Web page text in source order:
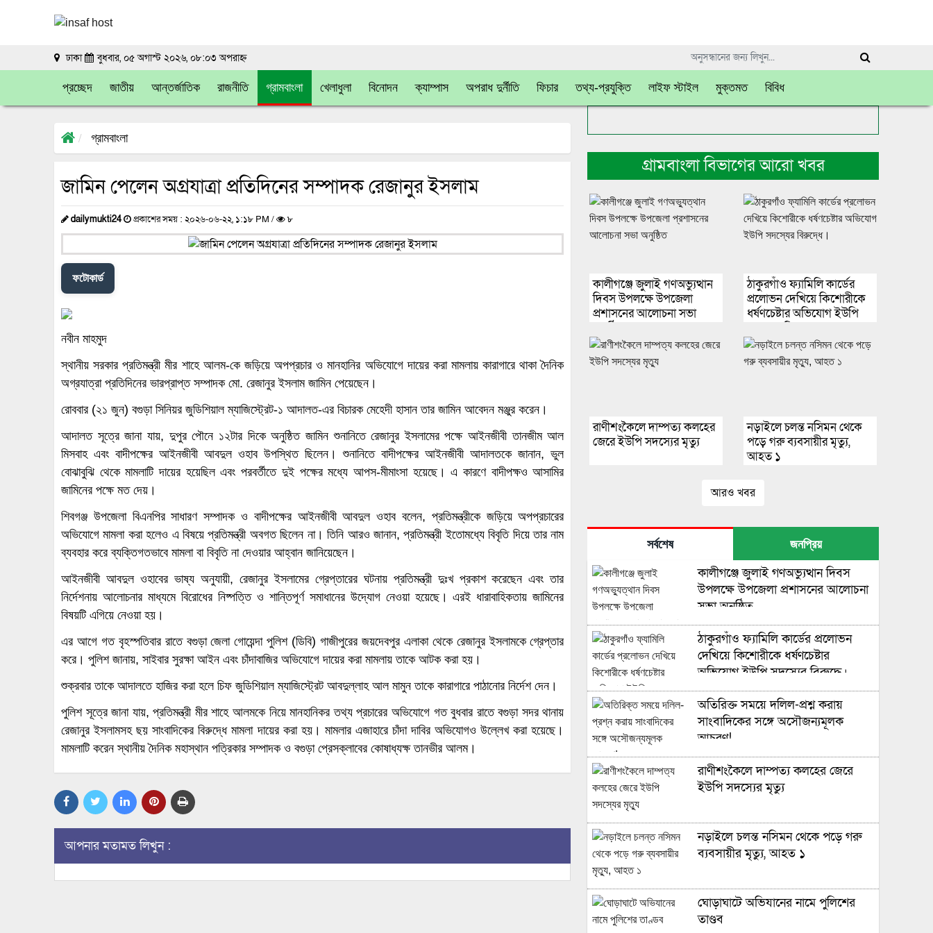
ঢাকা বুধবার, ০৫ অগাস্ট ২০২৬, ০৮:০৩ অপরাহ্ন
প্রচ্ছেদ জাতীয় আন্তর্জাতিক রাজনীতি গ্রামবাংলা খেলাধুলা বিনোদন ক্যাম্পাস অপরাধ দুর্নীতি ফিচার তথ্য-প্রযুক্তি লাইফ স্টাইল মুক্তমত বিবিধ
গ্রামবাংলা
জামিন পেলেন অগ্রযাত্রা প্রতিদিনের সম্পাদক রেজানুর ইসলাম
dailymukti24 প্রকাশের সময় : ২০২৬-০৬-২২, ১:১৮ PM / ৮
ফটোকার্ড
নবীন মাহমুদ
স্থানীয় সরকার প্রতিমন্ত্রীমীর শাহে আলম-কে জড়িয়ে অপপ্রচার ও মানহানির অভিযোগে দায়ের করা মামলায় কারাগারে থাকা দৈনিক
অগ্রযাত্রা প্রতিদিনের ভারপ্রাপ্ত সম্পাদক মো. রেজানুর ইসলামজামিন পেয়েছেন।
রোববার (২১ জুন) বগুড়া সিনিয়র জুডিশিয়াল ম্যাজিস্ট্রেট-১ আদালত-এর বিচারক মেহেদী হাসান তার জামিন আবেদন মঞ্জুর করেন।
আদালত সূত্রে জানা যায়, দুপুর পৌনে ১২টার দিকে অনুষ্ঠিত জামিন শুনানিতে রেজানুর ইসলামের পক্ষে আইনজীবী তানজীম আল
মিসবাহ এবং বাদীপক্ষের আইনজীবী আবদুল ওহাব উপস্থিত ছিলেন। শুনানিতে বাদীপক্ষের আইনজীবী আদালতকে জানান, ভুল
বোঝাবুঝি থেকে মামলাটি দায়ের হয়েছিল এবং পরবর্তীতে দুই পক্ষের মধ্যে আপস-মীমাংসা হয়েছে। এ কারণে বাদীপক্ষও আসামির
জামিনের পক্ষে মত দেয়।
শিবগঞ্জ উপজেলা বিএনপির সাধারণ সম্পাদক ও বাদীপক্ষের আইনজীবী আবদুল ওহাব বলেন, প্রতিমন্ত্রীকে জড়িয়ে অপপ্রচারের
অভিযোগে মামলা করা হলেও এ বিষয়ে প্রতিমন্ত্রী অবগত ছিলেন না। তিনি আরও জানান, প্রতিমন্ত্রী ইতোমধ্যে বিবৃতি দিয়ে তার নাম
ব্যবহার করে ব্যক্তিগতভাবে মামলা বা বিবৃতি না দেওয়ার আহ্বান জানিয়েছেন।
আইনজীবী আবদুল ওহাবের ভাষ্য অনুযায়ী, রেজানুর ইসলামের গ্রেপ্তারের ঘটনায় প্রতিমন্ত্রী দুঃখ প্রকাশ করেছেন এবং তার
নির্দেশনায় আলোচনার মাধ্যমে বিরোধের নিষ্পত্তি ও শান্তিপূর্ণ সমাধানের উদ্যোগ নেওয়া হয়েছে। এরই ধারাবাহিকতায় জামিনের
বিষয়টি এগিয়ে নেওয়া হয়।
এর আগে গত বৃহস্পতিবার রাতে বগুড়া জেলা গোয়েন্দা পুলিশ (ডিবি) গাজীপুরের জয়দেবপুর এলাকা থেকে রেজানুর ইসলামকে গ্রেপ্তার
করে। পুলিশ জানায়, সাইবার সুরক্ষা আইন এবং চাঁদাবাজির অভিযোগে দায়ের করা মামলায় তাকে আটক করা হয়।
শুক্রবার তাকে আদালতে হাজির করা হলে চিফ জুডিশিয়াল ম্যাজিস্ট্রেট আবদুল্লাহ আল মামুন তাকে কারাগারে পাঠানোর নির্দেশ দেন।
পুলিশ সূত্রে জানা যায়, প্রতিমন্ত্রী মীর শাহে আলমকে নিয়ে মানহানিকর তথ্য প্রচারের অভিযোগে গত বুধবার রাতে বগুড়া সদর থানায়
রেজানুর ইসলামসহ ছয় সাংবাদিকের বিরুদ্ধে মামলা দায়ের করা হয়। মামলার এজাহারে চাঁদা দাবির অভিযোগও উল্লেখ করা হয়েছে।
মামলাটি করেন স্থানীয় দৈনিক মহাস্থান পত্রিকার সম্পাদক ও বগুড়া প্রেসক্লাবের কোষাধ্যক্ষ তানভীর আলম।
আপনার মতামত লিখুন :
গ্রামবাংলা বিভাগের আরো খবর
কালীগঞ্জে জুলাই গণঅভ্যুত্থান
দিবস উপলক্ষে উপজেলা
প্রশাসনের আলোচনা সভা
ঠাকুরগাঁও ফ্যামিলি কার্ডের
প্রলোভন দেখিয়ে কিশোরীকে
ধর্ষণচেষ্টার অভিযোগ ইউপি
রাণীশংকৈলে দাম্পত্য কলহের
জেরে ইউপি সদস্যের মৃত্যু
নড়াইলে চলন্ত নসিমন থেকে
পড়ে গরু ব্যবসায়ীর মৃত্যু,
আহত ১
আরও খবর
সর্বশেষ জনপ্রিয়
কালীগঞ্জে জুলাই গণঅভ্যুত্থান দিবস
উপলক্ষে উপজেলা প্রশাসনের আলোচনা
সভা অনুষ্ঠিত
ঠাকুরগাঁও ফ্যামিলি কার্ডের প্রলোভন
দেখিয়ে কিশোরীকে ধর্ষণচেষ্টার
অভিযোগ ইউপি সদস্যের বিরুদ্ধে।
অতিরিক্ত সময়ে দলিল-প্রশ্ন করায়
সাংবাদিকের সঙ্গে অসৌজন্যমূলক
আচরণ!
রাণীশংকৈলে দাম্পত্য কলহের জেরে
ইউপি সদস্যের মৃত্যু
নড়াইলে চলন্ত নসিমন থেকে পড়ে গরু
ব্যবসায়ীর মৃত্যু, আহত ১
ঘোড়াঘাটে অভিযানের নামে পুলিশের
তাণ্ডব